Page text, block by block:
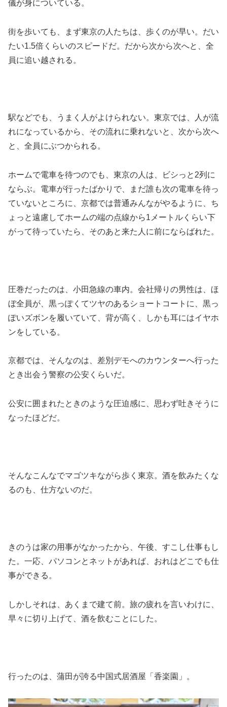
儀が身についている。
街を歩いても、まず東京の人たちは、歩くのが早い。だい
たい1.5倍くらいのスピードだ。だから次から次へと、全
員に追い越される。
駅などでも、うまく人がよけられない。東京では、人が流
れになっているから、その流れに乗れないと、次から次へ
と、全員にぶつかられる。
ホームで電車を待つのでも、東京の人は、ビシっと2列に
ならぶ。電車が行ったばかりで、まだ誰も次の電車を待っ
ていないところに、京都では普通みんながやるように、ち
ょっと遠慮してホームの端の点線から1メートルくらい下
がって待っていたら、そのあと来た人に前にならばれた。
圧巻だったのは、小田急線の車内。会社帰りの男性は、ほ
ぼ全員が、黒っぽくてツヤのあるショートコートに、黒っ
ぽいズボンを履いていて、背が高く、しかも耳にはイヤホ
ンをしている。
京都では、そんなのは、差別デモへのカウンターへ行った
とき出会う警察の公安くらいだ。
公安に囲まれたときのような圧迫感に、思わず吐きそうに
なったほどだ。
そんなこんなでマゴツキながら歩く東京。酒を飲みたくな
るのも、仕方ないのだ。
きのうは家の用事がなかったから、午後、すこし仕事もし
た。一応、パソコンとネットがあれば、おれはどこでも仕
事ができる。
しかしそれは、あくまで建て前。旅の疲れを言いわけに、
早々に切り上げて、酒を飲むことにした。
行ったのは、蒲田が誇る中国式居酒屋「香楽園」。